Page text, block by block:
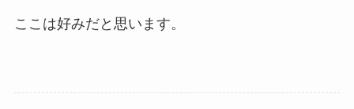
ここは好みだと思います。